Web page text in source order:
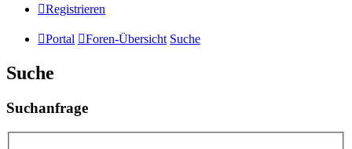
Registrieren
Portal Foren-Übersicht Suche
Suche
Suchanfrage